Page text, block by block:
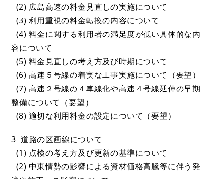
(2) 広島高速の料金見直しの実施について
(3) 利用重視の料金転換の内容について
(4) 料金に関する利用者の満足度が低い具体的な内
容について
(5) 料金見直しの考え方及び時期について
(6) 高速５号線の着実な工事実施について（要望）
(7) 高速２号線の４車線化や高速４号線延伸の早期
整備について（要望）
(8) 適切な利用料金の設定について（要望）
3 道路の区画線について
(1) 点検の考え方及び更新の基準について
(2) 中東情勢の影響による資材価格高騰等に伴う発